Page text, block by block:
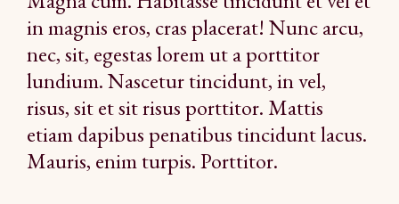
in magnis eros, cras placerat! Nunc arcu,
nec, sit, egestas lorem ut a porttitor
lundium. Nascetur tincidunt, in vel,
risus, sit et sit risus porttitor. Mattis
etiam dapibus penatibus tincidunt lacus.
Mauris, enim turpis. Porttitor.